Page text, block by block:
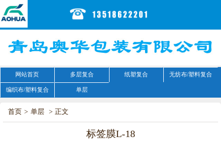
网站首页 多层复合 纸塑复合 无纺布/塑料复合
编织布/塑料复合 单层
首页 > 单层 > 正文
标签膜L-18